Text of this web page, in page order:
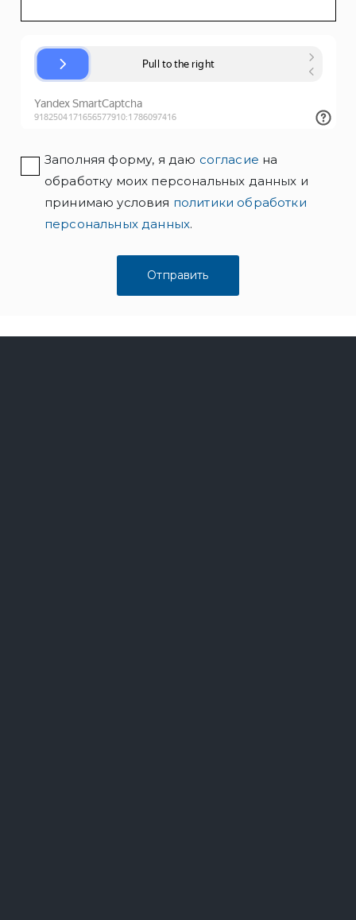
Заполняя форму, я даю согласие на
обработку моих персональных данных и
принимаю условия политики обработки
персональных данных.